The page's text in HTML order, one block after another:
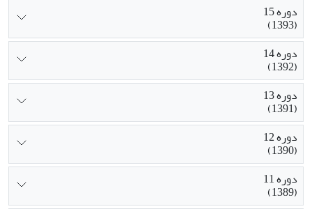
دوره 15
(1393)
دوره 14
(1392)
دوره 13
(1391)
دوره 12
(1390)
دوره 11
(1389)